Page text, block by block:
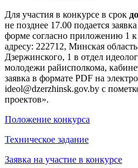
Для участия в конкурсе в срок
не позднее 17.00 подается
форме согласно приложению 1
адресу: 222712, Минская
Дзержинского, 1 в отдел
молодежи райисполкома,
заявка в формате PDF на
ideol@dzerzhinsk.gov.by с
проектов».
Положение конкурса
Техническое задание
Заявка на участие в конкурсе